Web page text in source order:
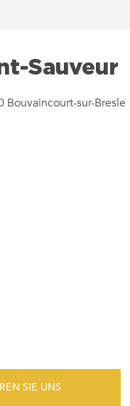
Sauveur
Bouvaincourt-sur-Bresle
SIE UNS